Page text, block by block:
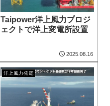
Taipower洋上風力プロジ
ェクトで洋上変電所設置
2025.08.16
洋上風力発電